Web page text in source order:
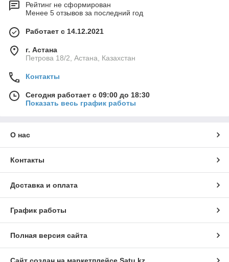
Рейтинг не сформирован
Менее 5 отзывов за последний год
Работает с 14.12.2021
г. Астана
Петрова 18/2, Астана, Казахстан
Контакты
Сегодня работает с 09:00 до 18:30
Показать весь график работы
О нас
Контакты
Доставка и оплата
График работы
Полная версия сайта